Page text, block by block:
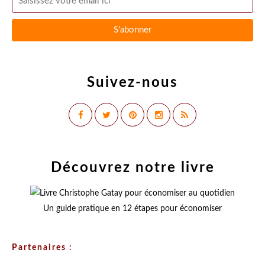
Suivez-nous
Découvrez notre livre
Un guide pratique en 12 étapes pour économiser
Partenaires :